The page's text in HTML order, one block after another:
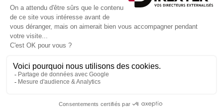
La certification qualité a
été délivrée au titre de la
catégorie d’action
formation
Télécharger
le certificat
Cas client